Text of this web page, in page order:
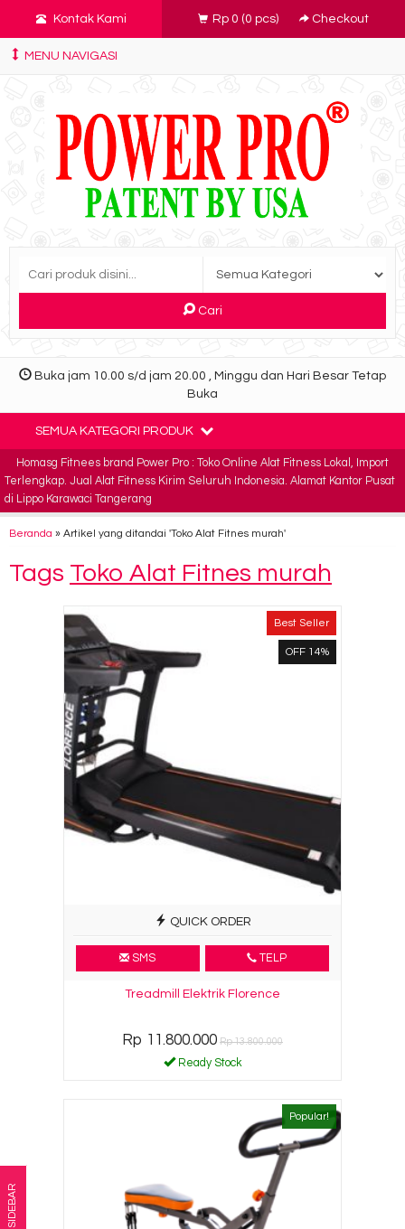
Kontak Kami Rp 0 (0 pcs) Checkout
MENU NAVIGASI
Cari
Buka jam 10.00 s/d jam 20.00 , Minggu dan Hari Besar Tetap
Buka
SEMUA KATEGORI PRODUK
Homasg Fitnees brand Power Pro : Toko Online Alat Fitness Lokal, Import
Terlengkap. Jual Alat Fitness Kirim Seluruh Indonesia. Alamat Kantor Pusat
di Lippo Karawaci Tangerang
Beranda » Artikel yang ditandai 'Toko Alat Fitnes murah'
Tags Toko Alat Fitnes murah
Best Seller
OFF 14%
QUICK ORDER
SMS TELP
Treadmill Elektrik Florence
Rp 11.800.000 Rp 13.800.000
Ready Stock
Popular!
SIDEBAR